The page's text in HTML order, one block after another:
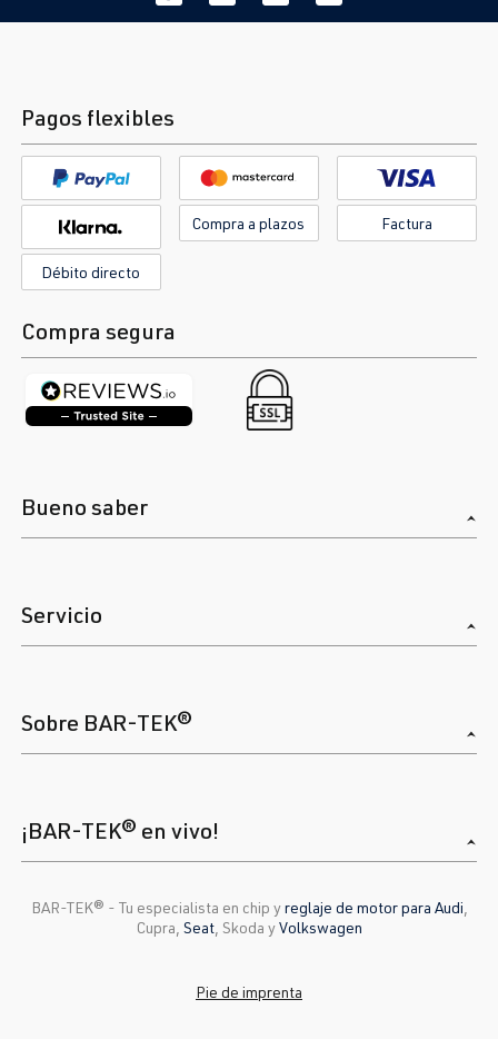
Pagos flexibles
Compra a plazos Factura
Débito directo
Compra segura
Bueno saber
Servicio
Sobre BAR-TEK®
¡BAR-TEK® en vivo!
BAR-TEK®️ - Tu especialista en chip yreglaje de motor para Audi
Cupra, Seat, Skoda yVolkswagen
Pie de imprenta